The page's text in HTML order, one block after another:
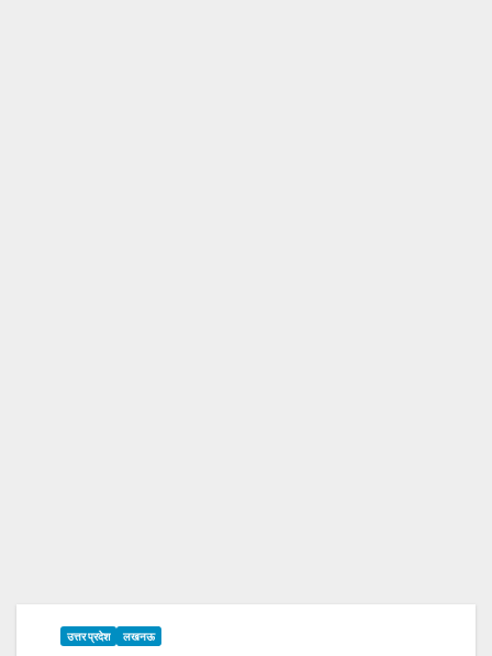
उत्तर प्रदेश लखनऊ